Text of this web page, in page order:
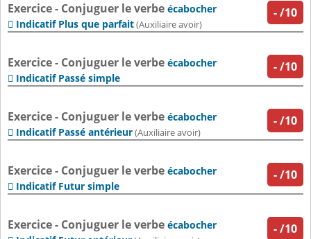
-/10
Exercice - Conjuguer le verbe écabocher
 Indicatif Plus que parfait(Auxiliaire avoir)
-/10
Exercice - Conjuguer le verbe écabocher
 Indicatif Passé simple
-/10
Exercice - Conjuguer le verbe écabocher
 Indicatif Passé antérieur(Auxiliaire avoir)
-/10
Exercice - Conjuguer le verbe écabocher
 Indicatif Futur simple
-/10
Exercice - Conjuguer le verbe écabocher